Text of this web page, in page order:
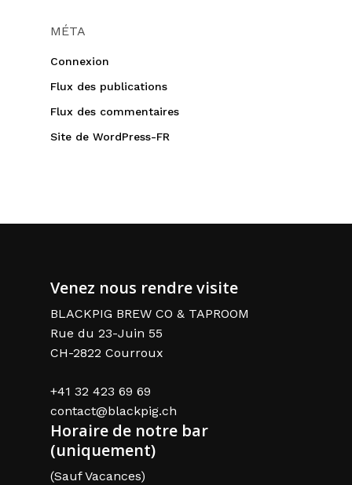
MÉTA
Connexion
Flux des publications
Flux des commentaires
Site de WordPress-FR
Venez nous rendre visite
BLACKPIG BREW CO & TAPROOM
Rue du 23-Juin 55
CH-2822 Courroux
+41 32 423 69 69
contact@blackpig.ch
Horaire de notre bar
(uniquement)
(Sauf Vacances)